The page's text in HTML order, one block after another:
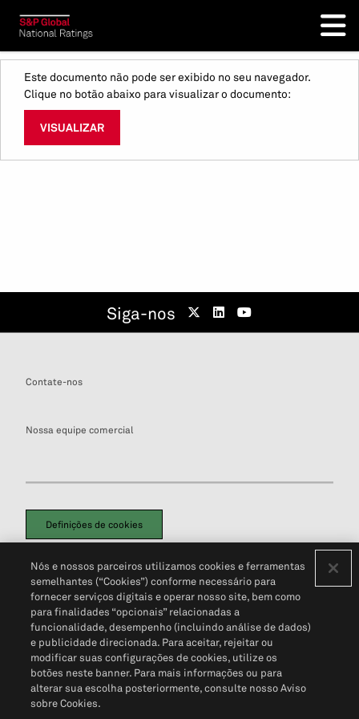
Este documento não pode ser exibido no seu navegador.
Clique no botão abaixo para visualizar o documento:
VISUALIZAR
Siga-nos
Contate-nos
Nossa equipe comercial
Definições de cookies
Política de PrivacidadePortal de privacidade do cliente (em inglês)
Não Venda Minhas Informações Pessoais© 2026 S&P Global
Nós e nossos parceiros utilizamos cookies e ferramentas
semelhantes (“Cookies”) conforme necessário para
fornecer serviços digitais e operar nosso site, bem como
para finalidades “opcionais” relacionadas a
funcionalidade, desempenho (incluindo análise de dados)
e publicidade direcionada. Para aceitar, rejeitar ou
modificar suas configurações de cookies, utilize os
botões neste banner. Para mais informações ou para
alterar sua escolha posteriormente, consulte nosso Aviso
sobre Cookies.